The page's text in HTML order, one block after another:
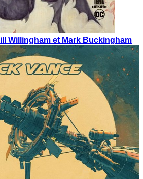
Willingham et Mark Buckingham